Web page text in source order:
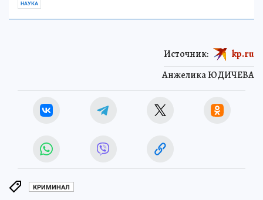
НАУКА
Анжелика ЮДИЧЕВА
Источник: kp.ru
КРИМИНАЛ